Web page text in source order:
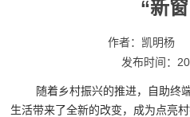
“新
作者：凯明杨
发布时间：
随着乡村振兴的推进，自助终端
生活带来了全新的改变，成为点亮